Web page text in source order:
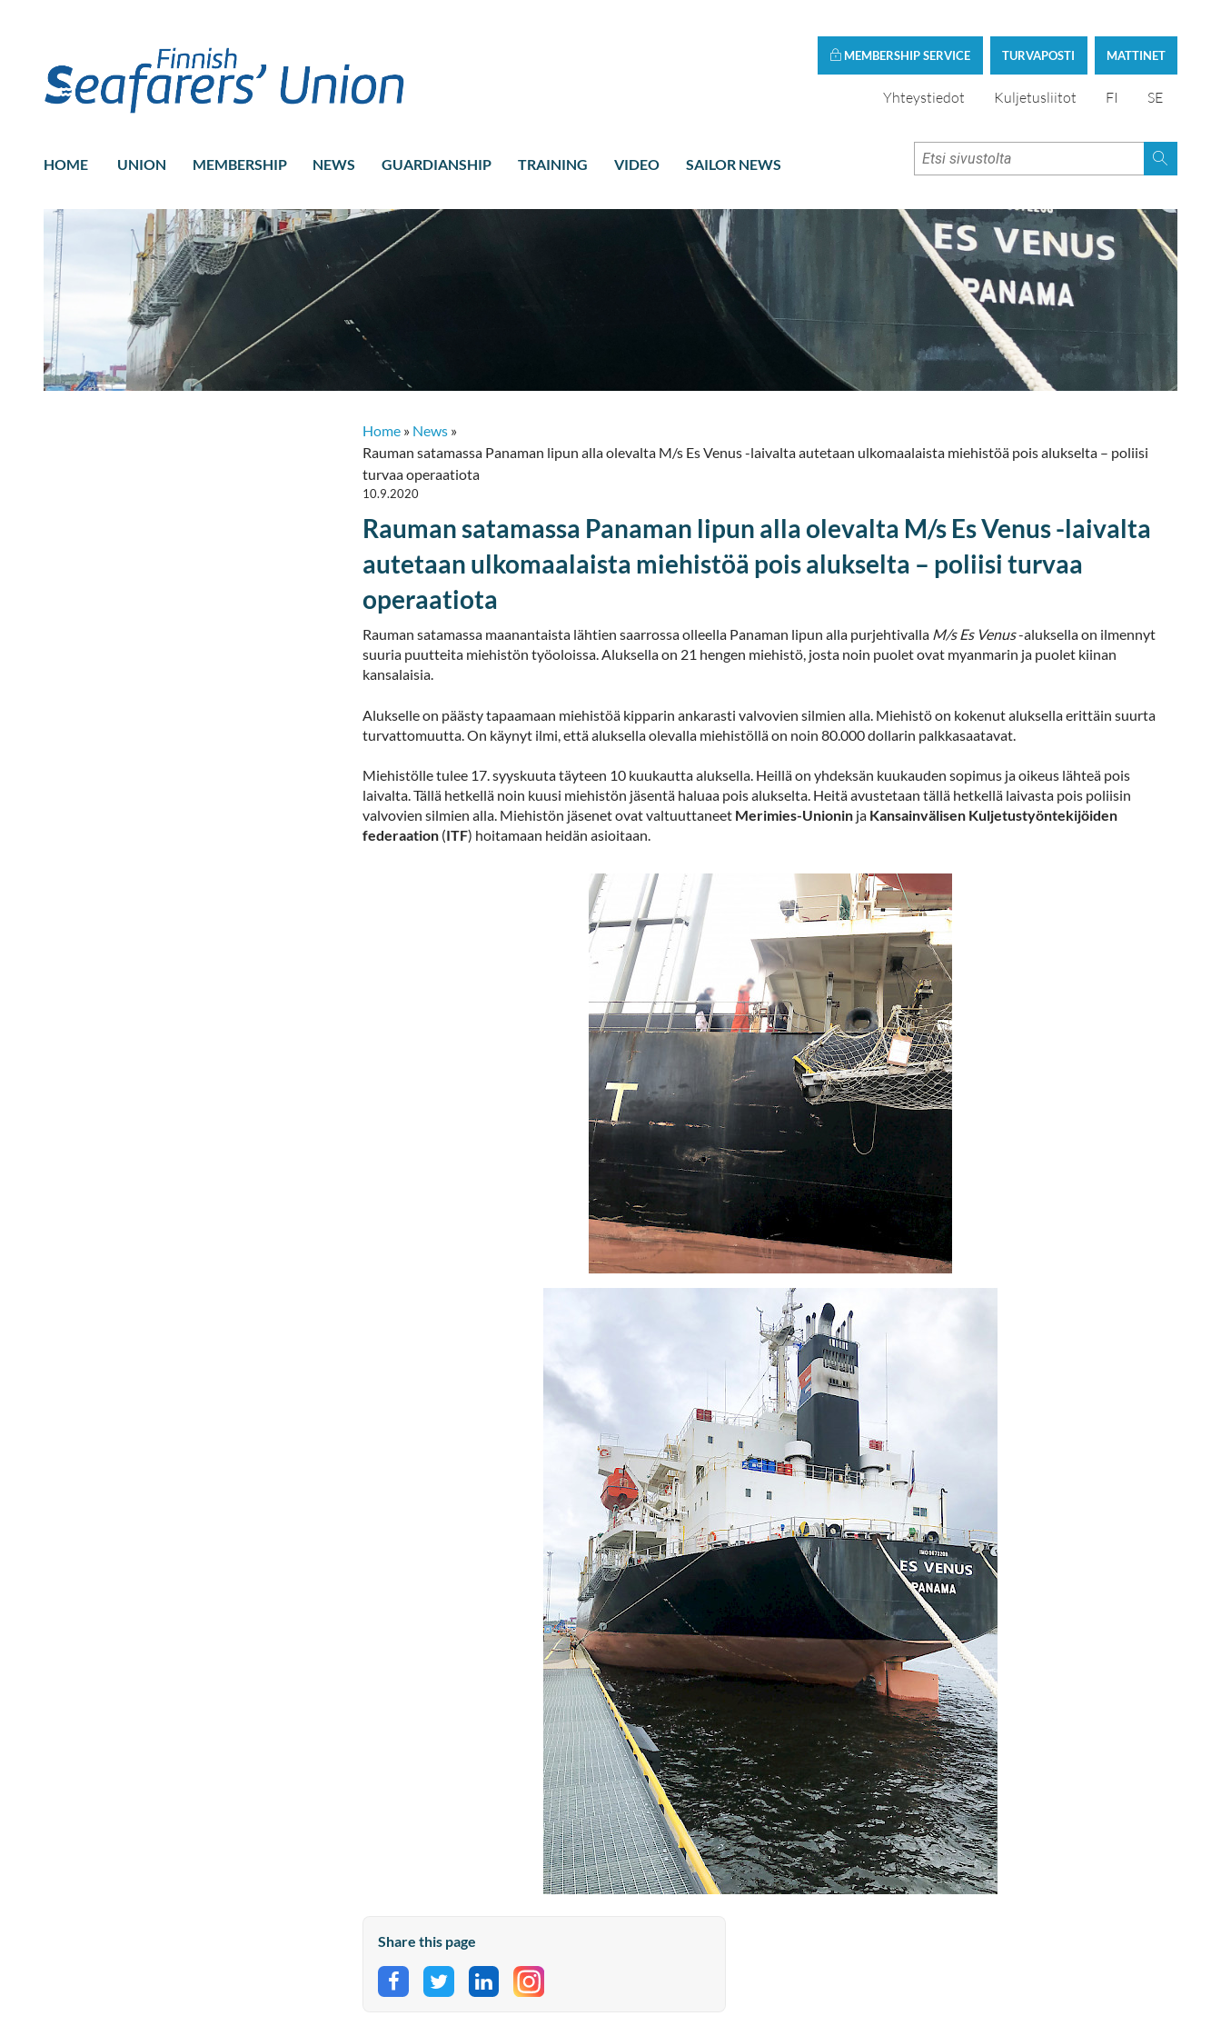
MATTINET
TURVAPOSTI
MEMBERSHIP SERVICE
Yhteystiedot Kuljetusliitot FI SE
HOME UNION MEMBERSHIP NEWS GUARDIANSHIP TRAINING VIDEO SAILOR NEWS
Home » News »
Rauman satamassa Panaman lipun alla olevalta M/s Es Venus -laivalta autetaan ulkomaalaista miehistöä pois alukselta – poliisi
turvaa operaatiota
10.9.2020
Rauman satamassa Panaman lipun alla olevalta M/s Es Venus -laivalta
autetaan ulkomaalaista miehistöä pois alukselta – poliisi turvaa
operaatiota
Rauman satamassa maanantaista lähtien saarrossa olleella Panaman lipun alla purjehtivalla M/s Es Venus-aluksella on ilmennyt
suuria puutteita miehistön työoloissa. Aluksella on 21 hengen miehistö, josta noin puolet ovat myanmarin ja puolet kiinan
kansalaisia.
Alukselle on päästy tapaamaan miehistöä kipparin ankarasti valvovien silmien alla. Miehistö on kokenut aluksella erittäin suurta
turvattomuutta. On käynyt ilmi, että aluksella olevalla miehistöllä on noin 80.000 dollarin palkkasaatavat.
Miehistölle tulee 17. syyskuuta täyteen 10 kuukautta aluksella. Heillä on yhdeksän kuukauden sopimus ja oikeus lähteä pois
laivalta. Tällä hetkellä noin kuusi miehistön jäsentä haluaa pois alukselta. Heitä avustetaan tällä hetkellä laivasta pois poliisin
valvovien silmien alla. Miehistön jäsenet ovat valtuuttaneet Merimies-Unionin ja Kansainvälisen Kuljetustyöntekijöiden
federaation (ITF) hoitamaan heidän asioitaan.
Share this page
Share on Facebook
Share on Twitter
Share on LinkedIn